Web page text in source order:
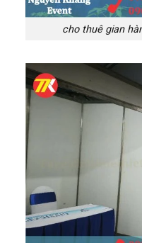
cho thuê gian